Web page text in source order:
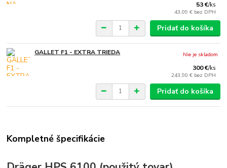
53 €/ks
43,09 € bez DPH
Pridať do košíka
GALLET F1 - EXTRA TRIEDA
300 €/ks
243,90 € bez DPH
Nie je skladom
Pridať do košíka
Kompletné špecifikácie